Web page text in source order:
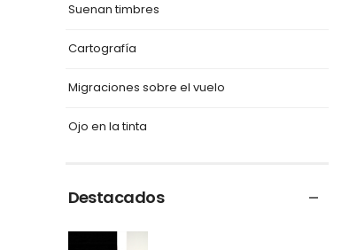
Suenan timbres
Cartografía
Migraciones sobre el vuelo
Ojo en la tinta
Destacados